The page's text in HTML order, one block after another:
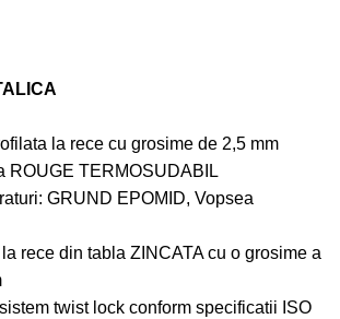
la rece cu grosime de 2,5 mm
ROUGE TERMOSUDABIL
GRUND EPOMID, Vopsea
rece din tabla ZINCATA cu o grosime a
twist lock conform specificatii ISO